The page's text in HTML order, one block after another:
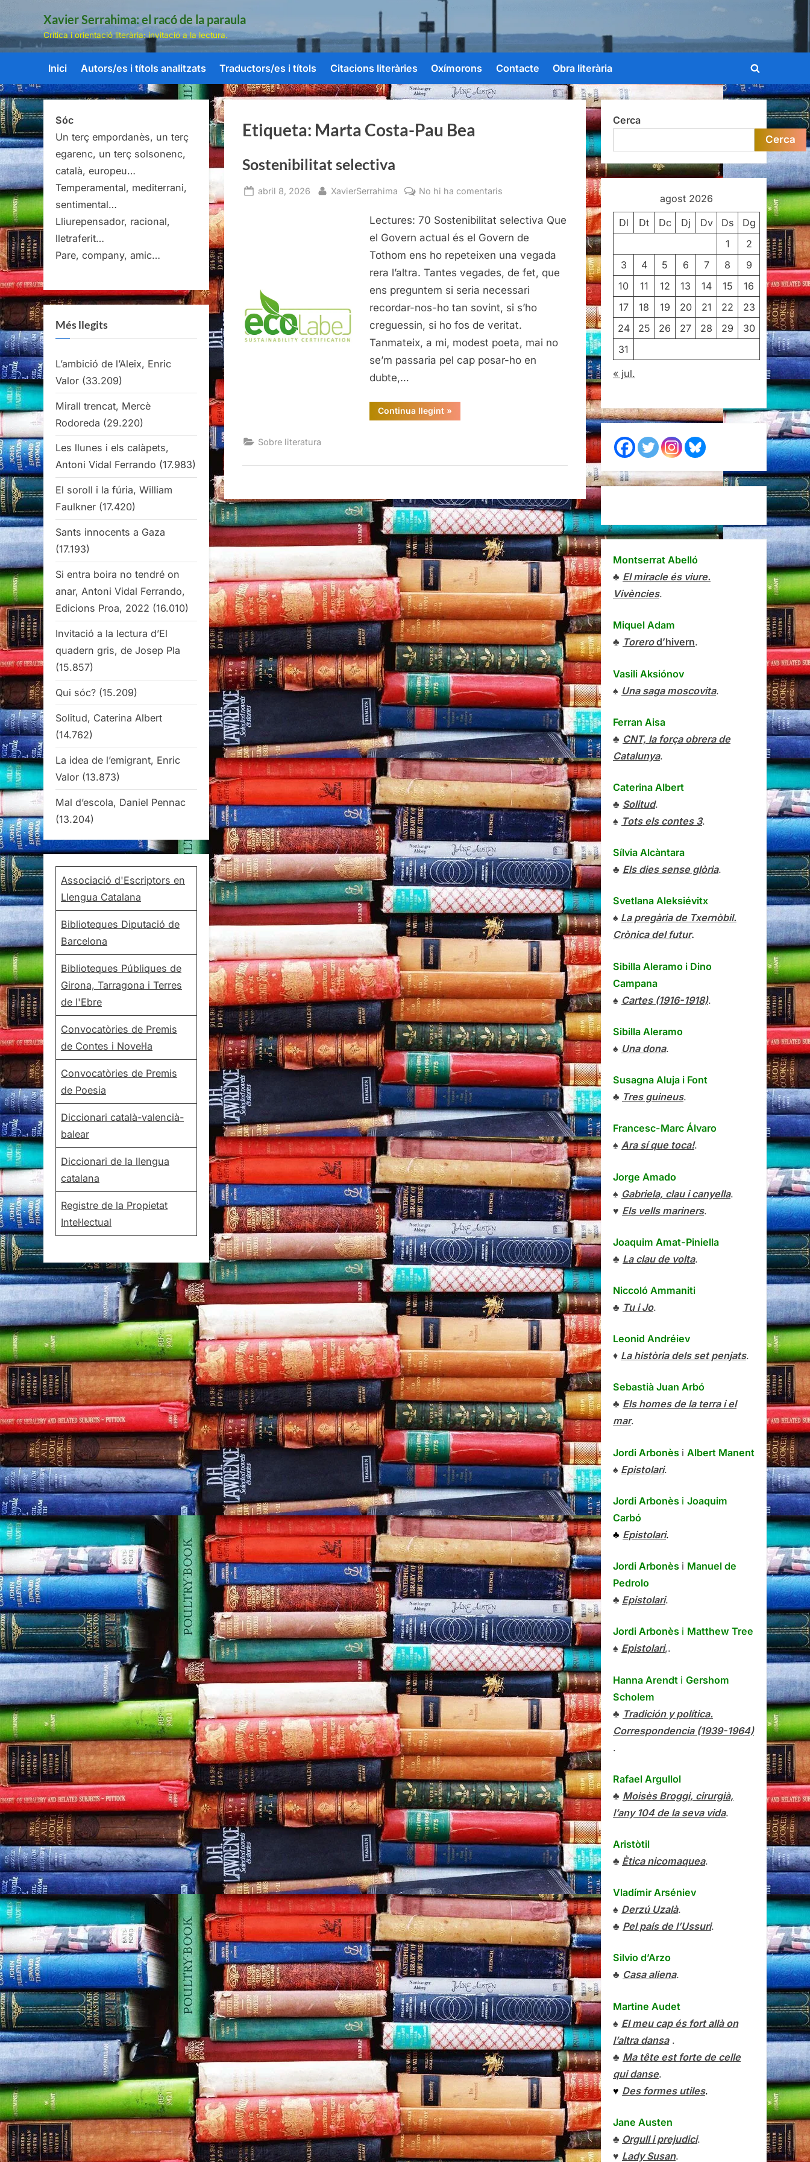
Skip
content
Xavier Serrahima: el racó de la paraula
Crítica i orientació literària: invitació a la lectura.
Inici Autors/es i títols analitzats Traductors/es i títols Citacions literàries Oxímorons Contacte Obra literària
Toggle
search
form
Etiqueta: Marta Costa-Pau Bea
Sostenibilitat selectiva
Posted
abril 8, 2026 By
XavierSerrahima No hi ha comentaris
selectiva
Lectures: 70 Sostenibilitat selectiva Que
el Govern actual és el Govern de
Tothom ens ho repeteixen una vegada
rera l’altra. Tantes vegades, de fet, que
ens preguntem si seria necessari
recordar-nos-ho tan sovint, si s’ho
creguessin, si ho fos de veritat.
Tanmateix, a mi, modest poeta, mai no
se’m passaria pel cap posar-ho en
dubte,…
Continua llegint“Sostenibilitat
selectiva”
»
Sobre literatura
Sóc
Un terç empordanès, un terç
egarenc, un terç solsonenc,
català, europeu…
Temperamental, mediterrani,
sentimental…
Lliurepensador, racional,
lletraferit…
Pare, company, amic…
Més llegits
L’ambició de l’Aleix, Enric
Valor (33.209)
Mirall trencat, Mercè
Rodoreda (29.220)
Les llunes i els calàpets,
Antoni Vidal Ferrando (17.983)
El soroll i la fúria, William
Faulkner (17.420)
Sants innocents a Gaza
(17.193)
Si entra boira no tendré on
anar, Antoni Vidal Ferrando,
Edicions Proa, 2022 (16.010)
Invitació a la lectura d’El
quadern gris, de Josep Pla
(15.857)
Qui sóc? (15.209)
Solitud, Caterina Albert
(14.762)
La idea de l’emigrant, Enric
Valor (13.873)
Mal d’escola, Daniel Pennac
(13.204)
Associació d'Escriptors en
Llengua Catalana
Biblioteques Diputació de
Barcelona
Biblioteques Públiques de
Girona, Tarragona i Terres
de l'Ebre
Convocatòries de Premis
de Contes i Novel·la
Convocatòries de Premis
de Poesia
Diccionari català-valencià-
balear
Diccionari de la llengua
catalana
Registre de la Propietat
Intel·lectual
Cerca
Cerca
agost 2026
Dl Dt Dc Dj Dv Ds
Dg
1
2
3
4 5 6 7 8
9
10
11 12 13 14 15
16
17
18 19 20 21 22
23
24
25 26 27 28 29
30
31
« jul.
Montserrat Abelló
♣ El miracle és viure.
Vivències.
Miquel Adam
♣ Torerod’hivern.
Vasili Aksiónov
♠ Una saga moscovita.
Ferran Aisa
♣ CNT, la força obrera de
Catalunya.
Caterina Albert
♣ Solitud.
♠ Tots els contes 3.
Sílvia Alcàntara
♣ Els dies sense glòria.
Svetlana Aleksiévitx
♠ La pregària de Txernòbil.
Crònica del futur.
Sibilla Aleramo i Dino
Campana
♠ Cartes (1916-1918).
Sibilla Aleramo
♠ Una dona.
Susagna Aluja i Font
♣ Tres guineus.
Francesc-Marc Álvaro
♠ Ara sí que toca!.
Jorge Amado
♠ Gabriela, clau i canyella.
♥ Els vells mariners.
Joaquim Amat-Piniella
♣ La clau de volta.
Niccoló Ammaniti
♣ Tu i Jo.
Leonid Andréiev
♦ La història dels set penjats.
Sebastià Juan Arbó
♣ Els homes de la terra i el
mar.
Jordi Arbonès i Albert Manent
♠ Epistolari.
Jordi Arbonès i Joaquim
Carbó
♣ Epistolari.
Jordi Arbonès i Manuel de
Pedrolo
♣ Epistolari.
Jordi Arbonès i Matthew Tree
♠ Epistolari,.
Hanna Arendt i Gershom
Scholem
♣ Tradición y política.
Correspondencia (1939-1964)
.
Rafael Argullol
♣ Moisès Broggi, cirurgià,
l’any 104 de la seva vida.
Aristòtil
♣ Ètica nicomaquea.
Vladímir Arséniev
♠ Derzú Uzalà.
♣ Pel país de l’Ussuri.
Silvio d’Arzo
♣ Casa aliena.
Martine Audet
♠ El meu cap és fort allà on
l’altra dansa.
♣ Ma tête est forte de celle
qui danse.
♥ Des formes utiles.
Jane Austen
♣ Orgull i prejudici.
♥ Lady Susan.